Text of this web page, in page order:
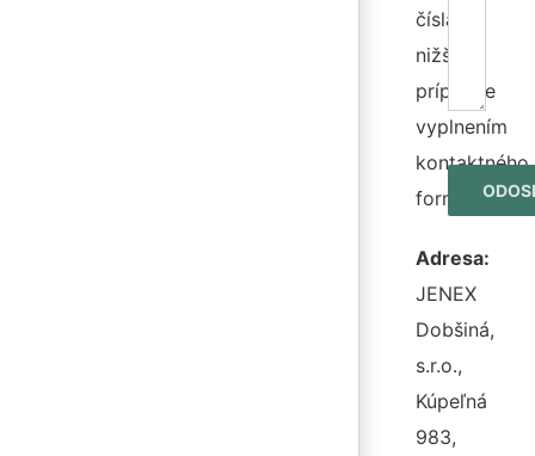
čísla
nižšie,
prípadne
vyplnením
kontaktného
formulára.
Adresa:
JENEX
Dobšiná,
s.r.o.,
Kúpeľná
983,